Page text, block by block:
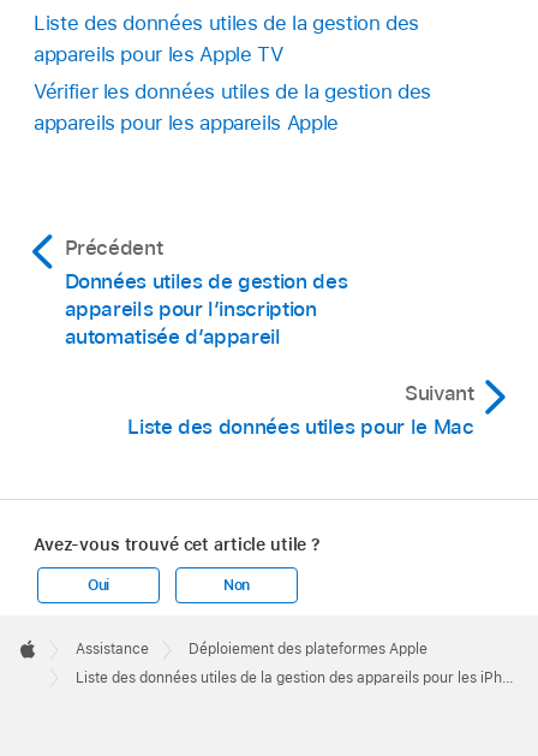
Liste des données utiles de la gestion des
appareils pour les Apple TV
Vérifier les données utiles de la gestion des
appareils pour les appareils Apple
Précédent
Données utiles de gestion des
appareils pour l’inscription
automatisée d’appareil
Suivant
Liste des données utiles pour le Mac
Avez-vous trouvé cet article utile ?
Oui Non
Footer

Apple
Assistance
Déploiement des plateformes Apple
Liste des données utiles de la gestion des appareils pour les iPhone et iPad